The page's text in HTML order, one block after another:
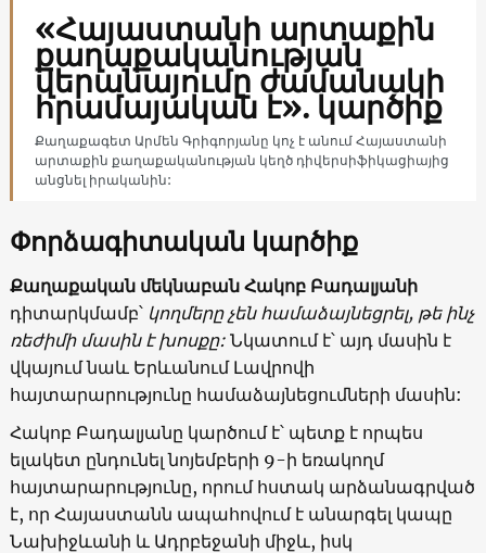
«Հայաստանի արտաքին
քաղաքականության
վերանայումը ժամանակի
հրամայական է». կարծիք
Քաղաքագետ Արմեն Գրիգորյանը կոչ է անում Հայաստանի
արտաքին քաղաքականության կեղծ դիվերսիֆիկացիայից
անցնել իրականին:
Փորձագիտական կարծիք
Քաղաքական մեկնաբան Հակոբ Բադալյանի
դիտարկմամբ՝ կողմերը չեն համաձայնեցրել, թե ինչ
ռեժիմի մասին է խոսքը:Նկատում է՝ այդ մասին է
վկայում նաև Երևանում Լավրովի
հայտարարությունը համաձայնեցումների մասին:
Հակոբ Բադալյանը կարծում է՝ պետք է որպես
ելակետ ընդունել նոյեմբերի 9-ի եռակողմ
հայտարարությունը, որում հստակ արձանագրված
է, որ Հայաստանն ապահովում է անարգել կապը
Նախիջևանի և Ադրբեջանի միջև, իսկ